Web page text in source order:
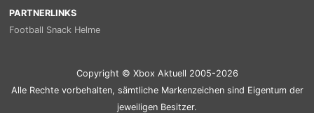
PARTNERLINKS
Football Snack Helme
Copyright © Xbox Aktuell 2005-2026
Alle Rechte vorbehalten, sämtliche Markenzeichen sind Eigentum der
jeweiligen Besitzer.